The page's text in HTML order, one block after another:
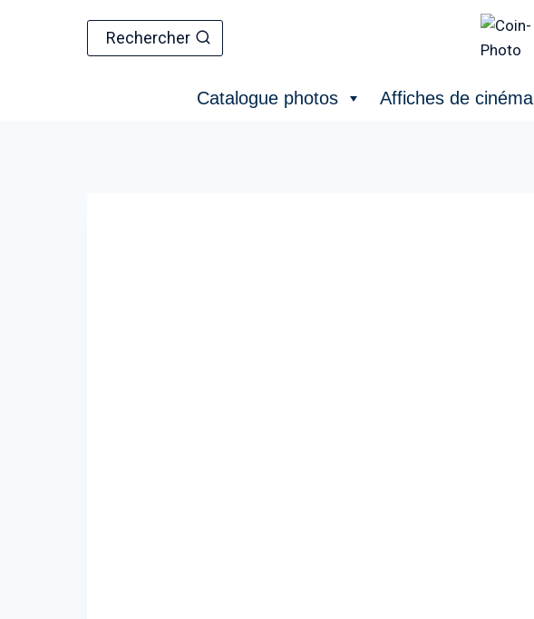
Rechercher
Catalogue photos Affiches de cinéma